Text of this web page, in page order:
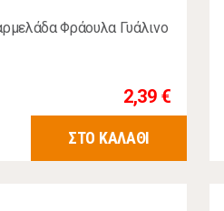
Φράουλα Γυάλινο
2,39 €
ΣΤΟ ΚΑΛΑΘΙ